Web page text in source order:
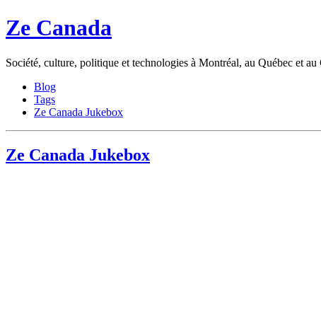
Ze Canada
Société, culture, politique et technologies à Montréal, au Québec et
Blog
Tags
Ze Canada Jukebox
Ze Canada Jukebox